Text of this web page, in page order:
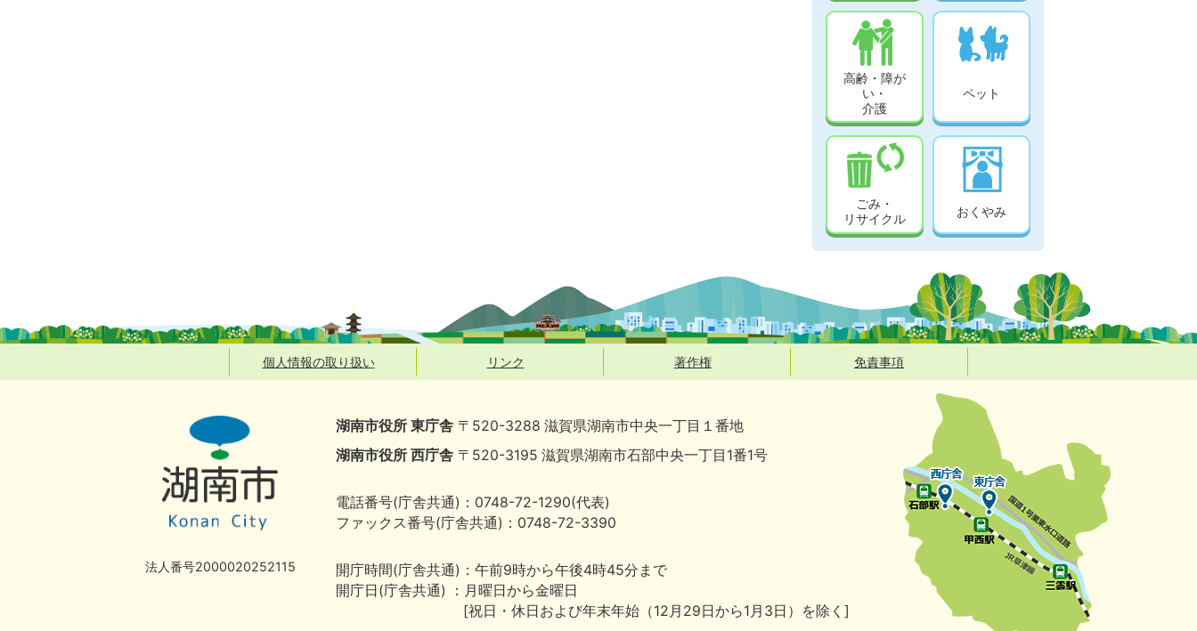
高齢・障が
い・
介護
ペット
ごみ・
リサイクル
おくやみ
個人情報の取り扱い リンク 著作権 免責事項
法人番号2000020252115
湖南市役所 東庁舎 〒520-3288 滋賀県湖南市中央一丁目１番地
湖南市役所 西庁舎 〒520-3195 滋賀県湖南市石部中央一丁目1番1号
電話番号(庁舎共通)：0748-72-1290(代表)
ファックス番号(庁舎共通)：0748-72-3390
開庁時間(庁舎共通)：午前9時から午後4時45分まで
開庁日(庁舎共通) ：月曜日から金曜日
[祝日・休日および年末年始（12月29日から1月3日）を除く]